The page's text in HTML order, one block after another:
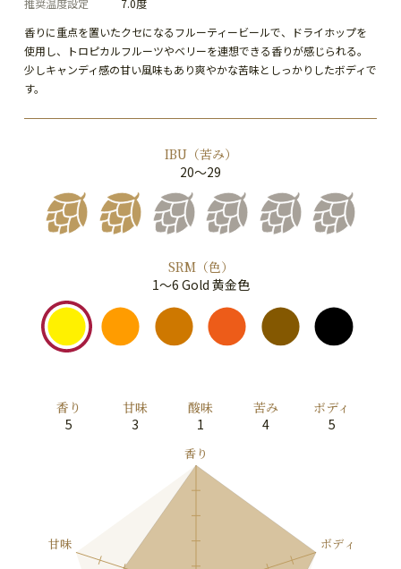
香りに重点を置いたクセになるフルーティービールで、ドライホップを
使用し、トロピカルフルーツやベリーを連想できる香りが感じられる。
少しキャンディ感の甘い風味もあり爽やかな苦味としっかりしたボディで
す。
推奨温度設定
7.0度
IBU（苦み）
20～29
SRM（色）
1～6 Gold 黄金色
香り
5
甘味
3
酸味
1
苦み
4
ボディ
5